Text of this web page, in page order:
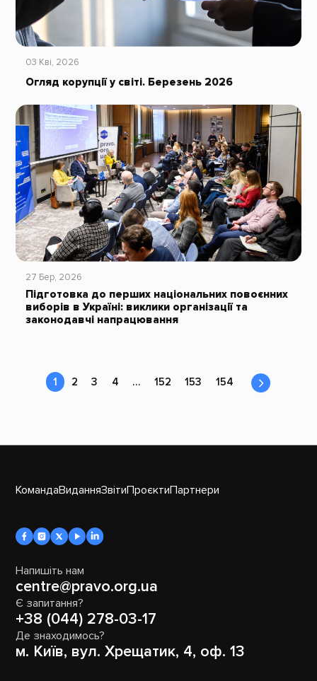
03 Кві, 2026
Огляд корупції у світі. Березень 2026
27 Бер, 2026
Підготовка до перших національних повоєнних
виборів в Україні: виклики організації та
законодавчі напрацювання
1 2 3 4 … 152 153 154
КомандаВиданняЗвітиПроєктиПартнери
Напишіть нам
centre@pravo.org.ua
Є запитання?
+38 (044) 278-03-17
Де знаходимось?
м. Київ, вул. Хрещатик, 4, оф. 13